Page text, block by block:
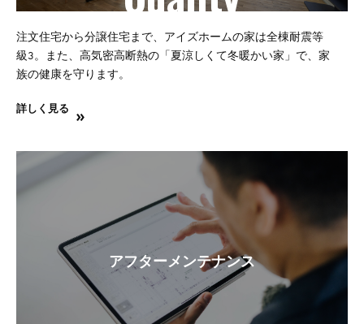
注文住宅から分譲住宅まで、アイズホームの家は全棟耐震等
級3。また、高気密高断熱の「夏涼しくて冬暖かい家」で、家
族の健康を守ります。
詳しく見る
アフターメンテナンス